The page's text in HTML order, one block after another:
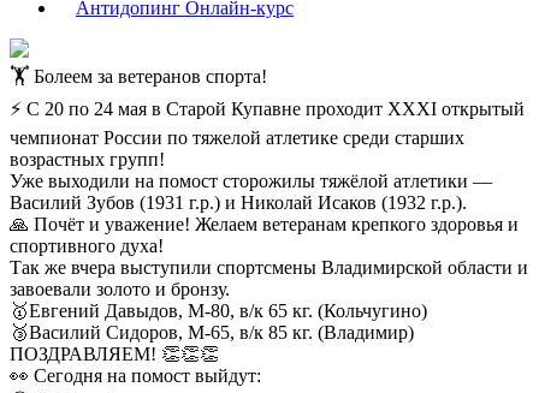
Антидопинг Онлайн-курс
🏋️ Болеем за ветеранов спорта!
⚡ С 20 по 24 мая в Старой Купавне проходит ХХХI открытый
чемпионат России по тяжелой атлетике среди старших
возрастных групп!
Уже выходили на помост сторожилы тяжёлой атлетики —
Василий Зубов (1931 г.р.) и Николай Исаков (1932 г.р.).
🙏 Почёт и уважение! Желаем ветеранам крепкого здоровья и
спортивного духа!
Так же вчера выступили спортсмены Владимирской области и
завоевали золото и бронзу.
🥇Евгений Давыдов, М-80, в/к 65 кг. (Кольчугино)
🥉Василий Сидоров, М-65, в/к 85 кг. (Владимир)
ПОЗДРАВЛЯЕМ! 👏👏👏
👀 Сегодня на помост выйдут: